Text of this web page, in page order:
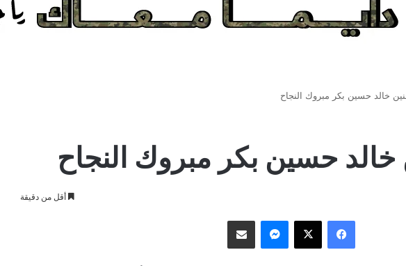
خالد حسين بكر مبروك النجاح
خالد حسين بكر مبروك النجاح
أقل من دقيقة
فيسبوك ‫X ماسنجر مشاركة عبر البريد